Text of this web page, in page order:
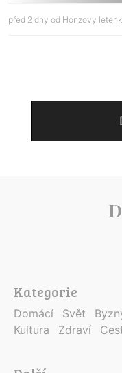
před 2 dny od Honzovy
Kategorie
Domácí Svět
Kultura
Zdraví